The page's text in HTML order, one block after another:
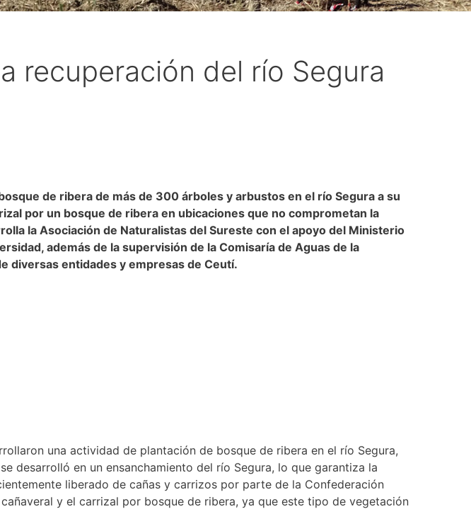
recuperación del río Segura
de ribera de más de 300 árboles y arbustos en el río Segura a su
por un bosque de ribera en ubicaciones que no comprometan la
la Asociación de Naturalistas del Sureste con el apoyo del Ministerio
además de la supervisión de la Comisaría de Aguas de la
diversas entidades y empresas de Ceutí.
una actividad de plantación de bosque de ribera en el río Segura,
desarrolló en un ensanchamiento del río Segura, lo que garantiza la
liberado de cañas y carrizos por parte de la Confederación
y el carrizal por bosque de ribera, ya que este tipo de vegetación